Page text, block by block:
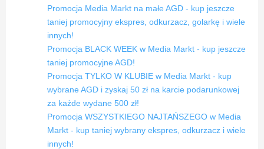
Promocja Media Markt na małe AGD - kup jeszcze
taniej promocyjny ekspres, odkurzacz, golarkę i wiele
innych!
Promocja BLACK WEEK w Media Markt - kup jeszcze
taniej promocyjne AGD!
Promocja TYLKO W KLUBIE w Media Markt - kup
wybrane AGD i zyskaj 50 zł na karcie podarunkowej
za każde wydane 500 zł!
Promocja WSZYSTKIEGO NAJTAŃSZEGO w Media
Markt - kup taniej wybrany ekspres, odkurzacz i wiele
innych!